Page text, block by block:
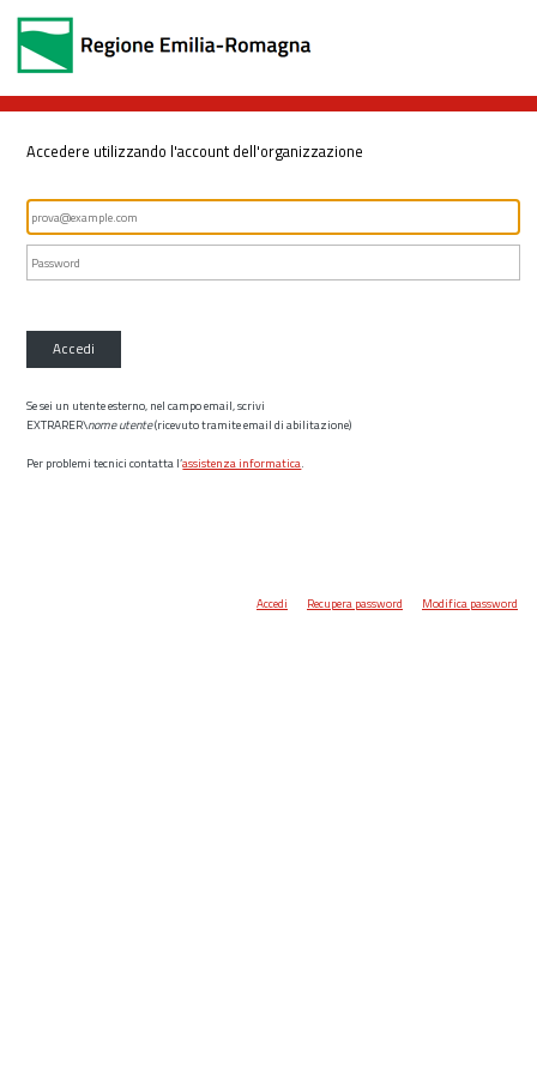
Accedere utilizzando l'account dell'organizzazione
Accedi
Se sei un utente esterno, nel campo email, scrivi
EXTRARER\nome utente(ricevuto tramite email di abilitazione)
Per problemi tecnici contatta l’assistenza informatica.
Accedi Recupera password Modifica password